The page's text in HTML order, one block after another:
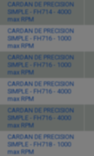
CARDAN DE PRECISION
SIMPLE - FH714 - 4000
max RPM
CARDAN DE PRECISION
SIMPLE - FH716 - 1000
max RPM
CARDAN DE PRECISION
SIMPLE - FH716 - 1000
max RPM
CARDAN DE PRECISION
SIMPLE - FH716 - 4000
max RPM
CARDAN DE PRECISION
SIMPLE - FH716 - 4000
max RPM
CARDAN DE PRECISION
SIMPLE - FH718 - 1000
max RPM